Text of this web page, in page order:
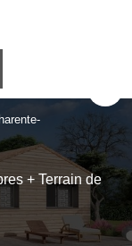
+ Terrain de